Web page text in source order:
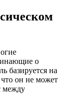
о
базируется на
он не может
между